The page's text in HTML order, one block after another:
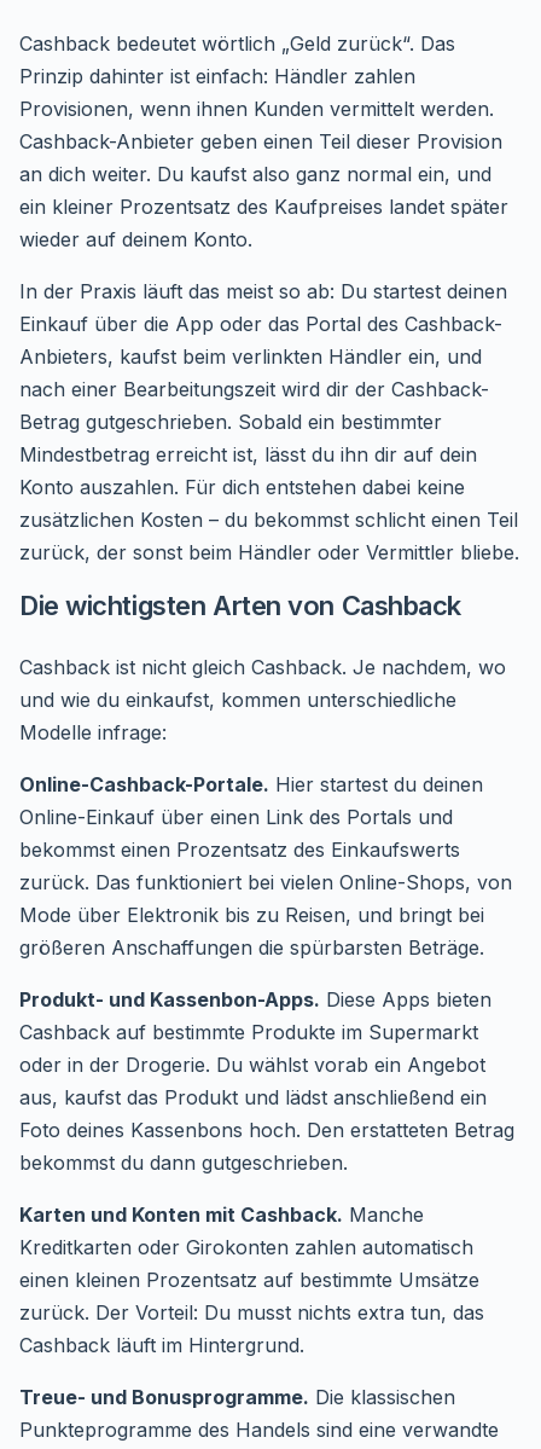
Cashback bedeutet wörtlich „Geld zurück“. Das
Prinzip dahinter ist einfach: Händler zahlen
Provisionen, wenn ihnen Kunden vermittelt werden.
Cashback-Anbieter geben einen Teil dieser Provision
an dich weiter. Du kaufst also ganz normal ein, und
ein kleiner Prozentsatz des Kaufpreises landet später
wieder auf deinem Konto.
In der Praxis läuft das meist so ab: Du startest deinen
Einkauf über die App oder das Portal des Cashback-
Anbieters, kaufst beim verlinkten Händler ein, und
nach einer Bearbeitungszeit wird dir der Cashback-
Betrag gutgeschrieben. Sobald ein bestimmter
Mindestbetrag erreicht ist, lässt du ihn dir auf dein
Konto auszahlen. Für dich entstehen dabei keine
zusätzlichen Kosten – du bekommst schlicht einen Teil
zurück, der sonst beim Händler oder Vermittler bliebe.
Die wichtigsten Arten von Cashback
Cashback ist nicht gleich Cashback. Je nachdem, wo
und wie du einkaufst, kommen unterschiedliche
Modelle infrage:
Online-Cashback-Portale. Hier startest du deinen
Online-Einkauf über einen Link des Portals und
bekommst einen Prozentsatz des Einkaufswerts
zurück. Das funktioniert bei vielen Online-Shops, von
Mode über Elektronik bis zu Reisen, und bringt bei
größeren Anschaffungen die spürbarsten Beträge.
Produkt- und Kassenbon-Apps. Diese Apps bieten
Cashback auf bestimmte Produkte im Supermarkt
oder in der Drogerie. Du wählst vorab ein Angebot
aus, kaufst das Produkt und lädst anschließend ein
Foto deines Kassenbons hoch. Den erstatteten Betrag
bekommst du dann gutgeschrieben.
Karten und Konten mit Cashback. Manche
Kreditkarten oder Girokonten zahlen automatisch
einen kleinen Prozentsatz auf bestimmte Umsätze
zurück. Der Vorteil: Du musst nichts extra tun, das
Cashback läuft im Hintergrund.
Treue- und Bonusprogramme. Die klassischen
Punkteprogramme des Handels sind eine verwandte